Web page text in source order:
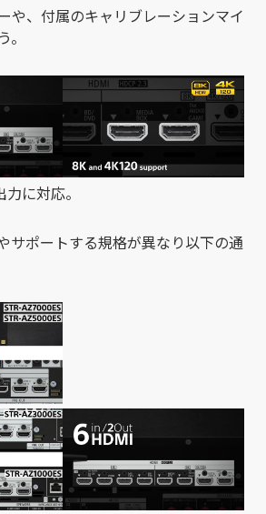
や、付属のキャリブレーションマイ
に対応。
サポートする規格が異なり以下の通